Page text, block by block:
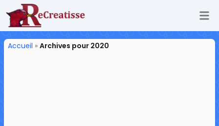
ReCreatisse
Accueil » Archives pour 2020